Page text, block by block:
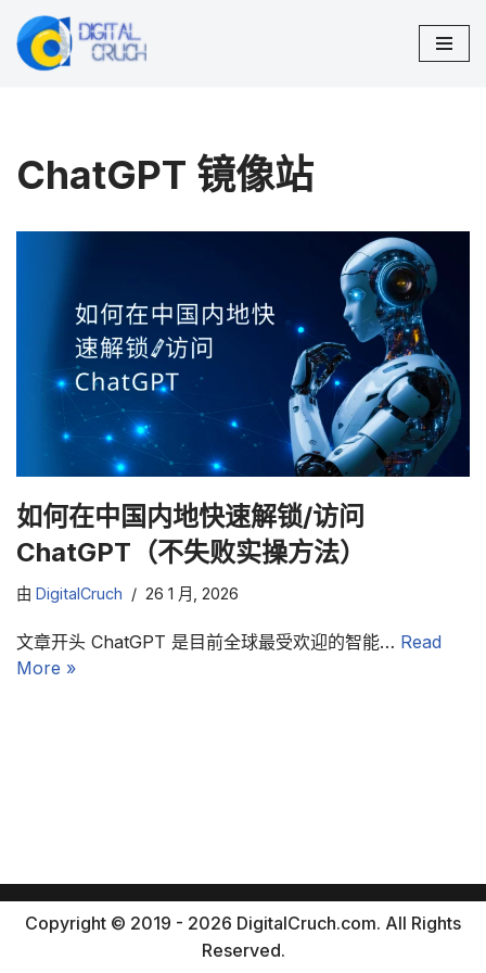
跳
ChatGPT 镜像站
如何在中国内地快速解锁/访问
ChatGPT（不失败实操方法）
由 DigitalCruch 26 1 月, 2026
文章开头 ChatGPT 是目前全球最受欢迎的智能… Read
More »
Copyright © 2019 - 2026 DigitalCruch.com. All Rights
Reserved.